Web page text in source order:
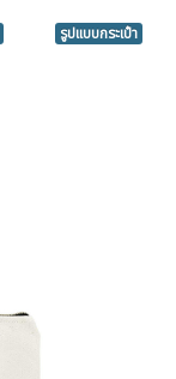
รูปแบบกระเป๋า